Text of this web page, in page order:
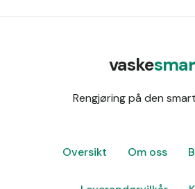
vaske
Rengjøring på den
Oversikt Om oss